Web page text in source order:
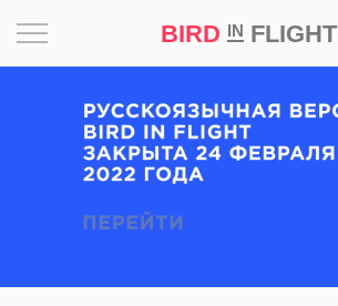
BIRD INFLIGHT